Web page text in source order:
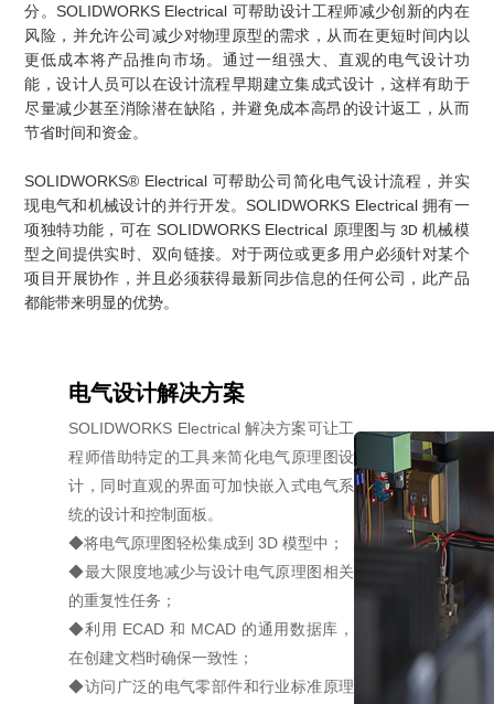
分。SOLIDWORKS Electrical 可帮助设计工程师减少创新的内在
风险，并允许公司减少对物理原型的需求，从而在更短时间内以
更低成本将产品推向市场。通过一组强大、直观的电气设计功
能，设计人员可以在设计流程早期建立集成式设计，这样有助于
尽量减少甚至消除潜在缺陷，并避免成本高昂的设计返工，从而
节省时间和资金。
SOLIDWORKS® Electrical 可帮助公司简化电气设计流程，并实
现电气和机械设计的并行开发。SOLIDWORKS Electrical 拥有一
项独特功能，可在 SOLIDWORKS Electrical 原理图与 3D 机械模
型之间提供实时、双向链接。对于两位或更多用户必须针对某个
项目开展协作，并且必须获得最新同步信息的任何公司，此产品
都能带来明显的优势。
电气设计解决方案
SOLIDWORKS Electrical 解决方案可让工
程师借助特定的工具来简化电气原理图设
计，同时直观的界面可加快嵌入式电气系
统的设计和控制面板。
◆将电气原理图轻松集成到 3D 模型中；
◆最大限度地减少与设计电气原理图相关
的重复性任务；
◆利用 ECAD 和 MCAD 的通用数据库，
在创建文档时确保一致性；
◆访问广泛的电气零部件和行业标准原理